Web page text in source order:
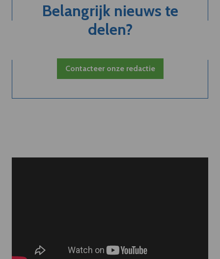
Belangrijk nieuws te
delen?
Contacteer onze redactie